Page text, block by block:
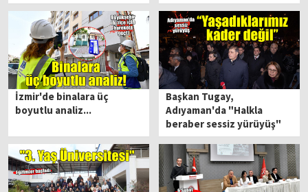
İzmir'de binalara üç
boyutlu analiz...
Başkan Tugay,
Adıyaman'da "Halkla
beraber sessiz yürüyüş"
programına katıldı